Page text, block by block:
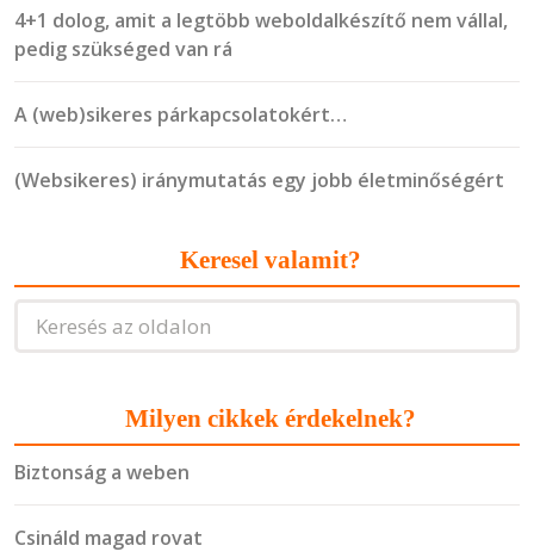
4+1 dolog, amit a legtöbb weboldalkészítő nem vállal,
pedig szükséged van rá
A (web)sikeres párkapcsolatokért…
(Websikeres) iránymutatás egy jobb életminőségért
Keresel valamit?
Milyen cikkek érdekelnek?
Biztonság a weben
Csináld magad rovat